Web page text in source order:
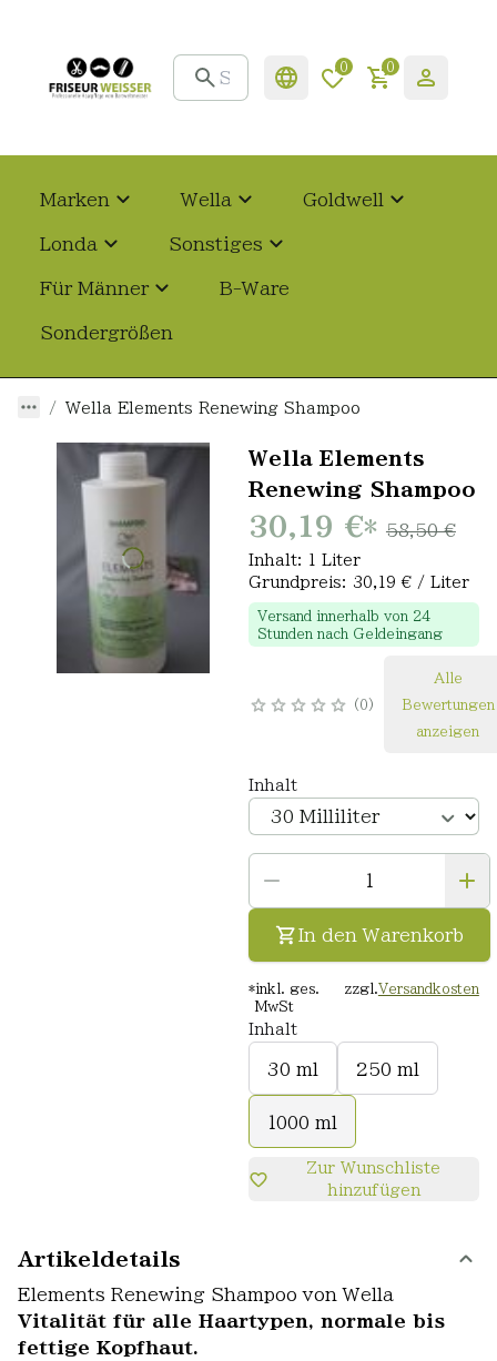
0 0
Marken Wella Goldwell
Londa Sonstiges
Für Männer B-Ware
Sondergrößen
Wella Elements Renewing Shampoo
Wella Elements
Renewing Shampoo
30,19 €* 58,50 €
Inhalt: 1 Liter
Grundpreis: 30,19 € / Liter
Versand innerhalb von 24
Stunden nach Geldeingang
0
Alle
Bewertungen
anzeigen
Inhalt
In den Warenkorb
*inkl. ges.
MwSt
zzgl. Versandkosten
Inhalt
30 ml 250 ml
1000 ml
Zur Wunschliste
hinzufügen
Artikeldetails
Elements Renewing Shampoo von Wella
Vitalität für alle Haartypen, normale bis
fettige Kopfhaut.